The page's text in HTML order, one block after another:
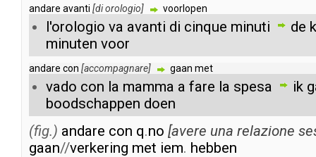
andare avanti [diorologio] voorlopen
l'orologio va avanti di cinque minuti de
minuten voor
andare con [accompagnare] gaan met
vado con la mamma a fare la spesa ik
boodschappen doen
(fig.) andare con q.no [avere una relazione
gaan//verkering met iem. hebben